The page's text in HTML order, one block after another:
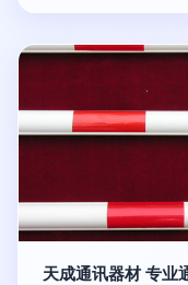
天成通讯器材 专业